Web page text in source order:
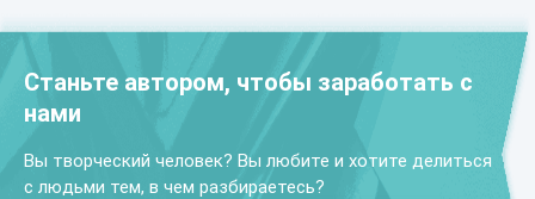
Станьте автором, чтобы заработать с
нами
Вы творческий человек? Вы любите и хотите делиться
с людьми тем, в чем разбираетесь?